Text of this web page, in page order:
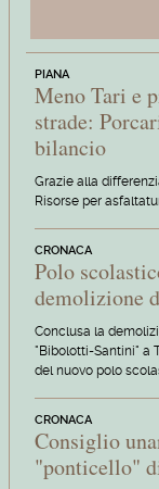
PIANA
Meno Tari e
strade:
bilancio
Grazie alla
Risorse per
CRONACA
Polo
demolizione
Conclusa la
"Bibolotti-Santini" a
del nuovo polo
CRONACA
Consiglio
"ponticello"